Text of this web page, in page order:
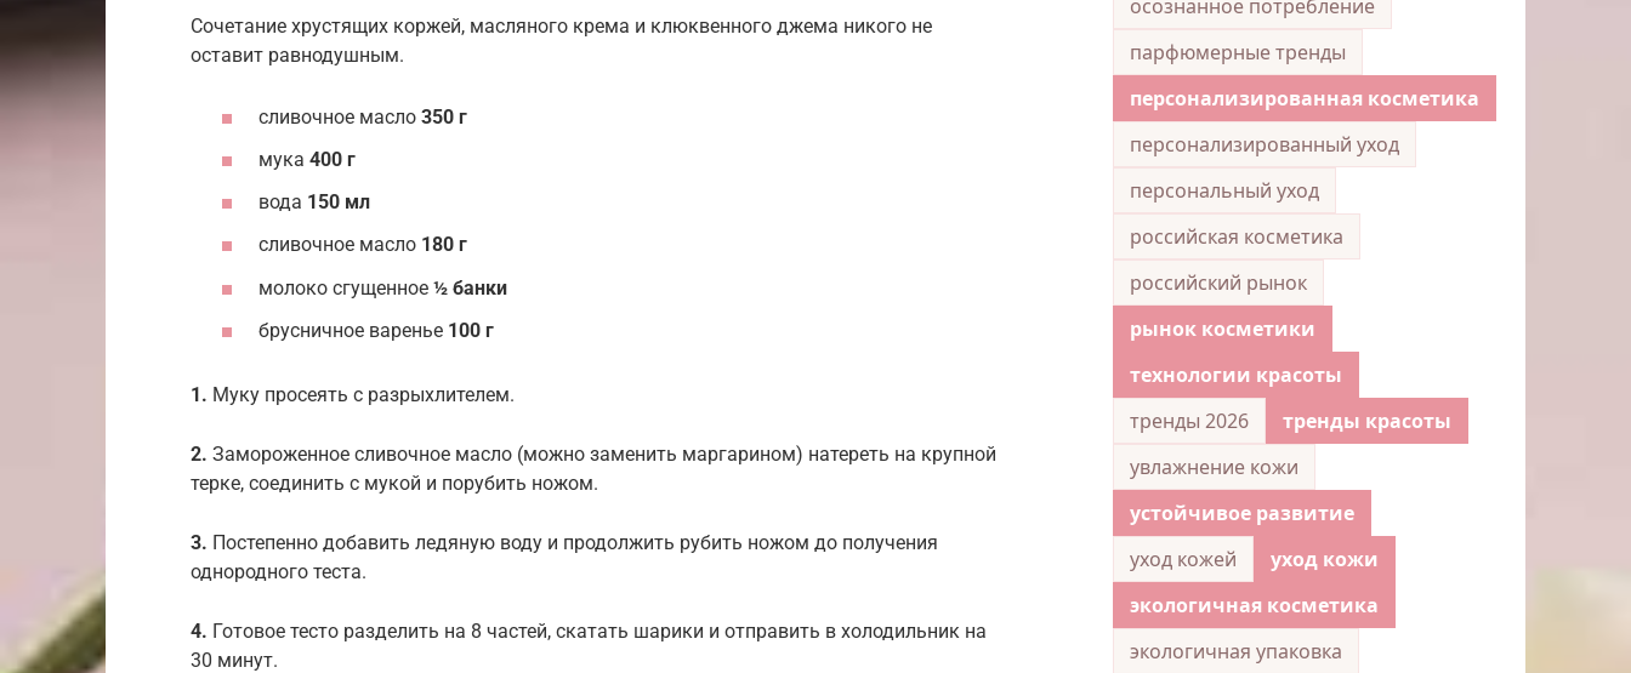
Сочетание хрустящих коржей, масляного крема и клюквенного джема никого не
оставит равнодушным.
сливочное масло 350 г
мука 400 г
вода 150 мл
сливочное масло 180 г
молоко сгущенное ½ банки
брусничное варенье 100 г
1. Муку просеять с разрыхлителем.
2. Замороженное сливочное масло (можно заменить маргарином) натереть на крупной
терке, соединить с мукой и порубить ножом.
3. Постепенно добавить ледяную воду и продолжить рубить ножом до получения
однородного теста.
4. Готовое тесто разделить на 8 частей, скатать шарики и отправить в холодильник на
30 минут.
осознанное потребление
парфюмерные тренды
персонализированная косметика
персонализированный уход
персональный уход
российская косметика
российский рынок
рынок косметики
технологии красоты
тренды 2026
тренды красоты
увлажнение кожи
устойчивое развитие
уход кожей
уход кожи
экологичная косметика
экологичная упаковка